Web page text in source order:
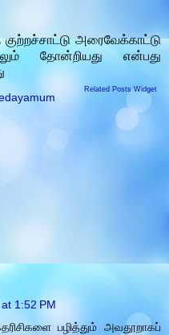
அரைவேக்காட்டு
தோன்றியது என்பது
Related Posts Widget
1:52 PM
பழித்தும் அவதூறாகப்